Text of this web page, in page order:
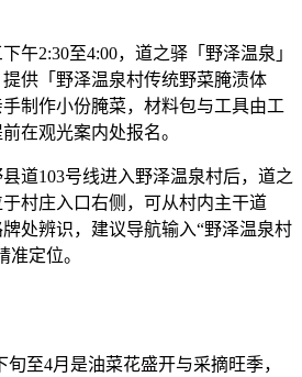
午2:30至4:00，道之驿「野泽温泉」
供「野泽温泉村传统野菜腌渍体
制作小份腌菜，材料包与工具由工
在观光案内处报名。
县道103号线进入野泽温泉村后，道之
村庄入口右侧，可从村内主干道
牌处辨识，建议导航输入“野泽温泉村
准定位。
旬至4月是油菜花盛开与采摘旺季，